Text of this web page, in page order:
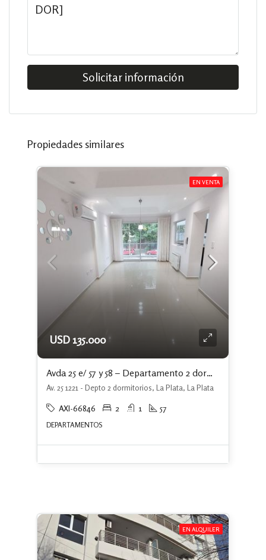
Solicitar información
Propiedades similares
EN VENTA
USD 135.000
Avda 25 e/ 57 y 58 – Departamento 2 dormitorios c/ cochera
Av. 25 1221 - Depto 2 dormitorios, La Plata, La Plata
AXI-66846 2 1 57
DEPARTAMENTOS
EN ALQUILER